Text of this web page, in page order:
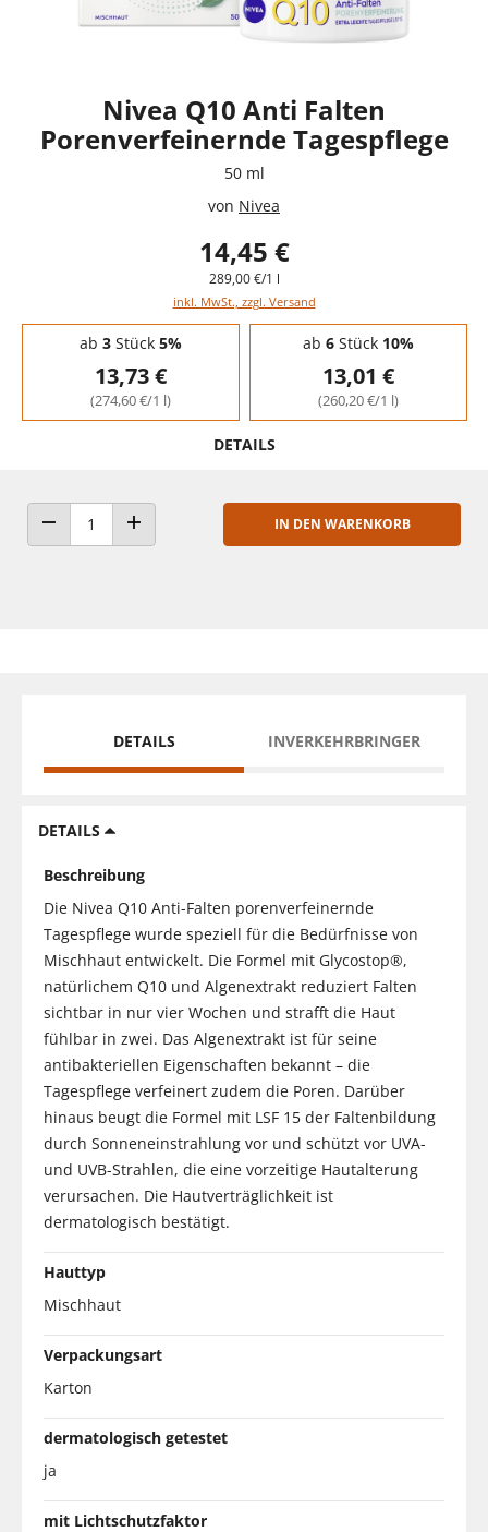
Nivea Q10 Anti Falten
Porenverfeinernde Tagespflege
50 ml
von Nivea
14,45 €
289,00 €/1 l
inkl. MwSt., zzgl. Versand
Staffelpreise - Mengenrabatt
ab 3Stück 5%
13,73 €
(274,60 €/1 l)
ab 6Stück 10%
13,01 €
(260,20 €/1 l)
DETAILS
ANZAHL VERRINGERNANZAHL ERHÖHEN
IN DEN WARENKORB
DETAILS INVERKEHRBRINGER
DETAILS
Beschreibung
Die Nivea Q10 Anti-Falten porenverfeinernde
Tagespflege wurde speziell für die Bedürfnisse von
Mischhaut entwickelt. Die Formel mit Glycostop®,
natürlichem Q10 und Algenextrakt reduziert Falten
sichtbar in nur vier Wochen und strafft die Haut
fühlbar in zwei. Das Algenextrakt ist für seine
antibakteriellen Eigenschaften bekannt – die
Tagespflege verfeinert zudem die Poren. Darüber
hinaus beugt die Formel mit LSF 15 der Faltenbildung
durch Sonneneinstrahlung vor und schützt vor UVA-
und UVB-Strahlen, die eine vorzeitige Hautalterung
verursachen. Die Hautverträglichkeit ist
dermatologisch bestätigt.
Hauttyp
Mischhaut
Verpackungsart
Karton
dermatologisch getestet
ja
mit Lichtschutzfaktor